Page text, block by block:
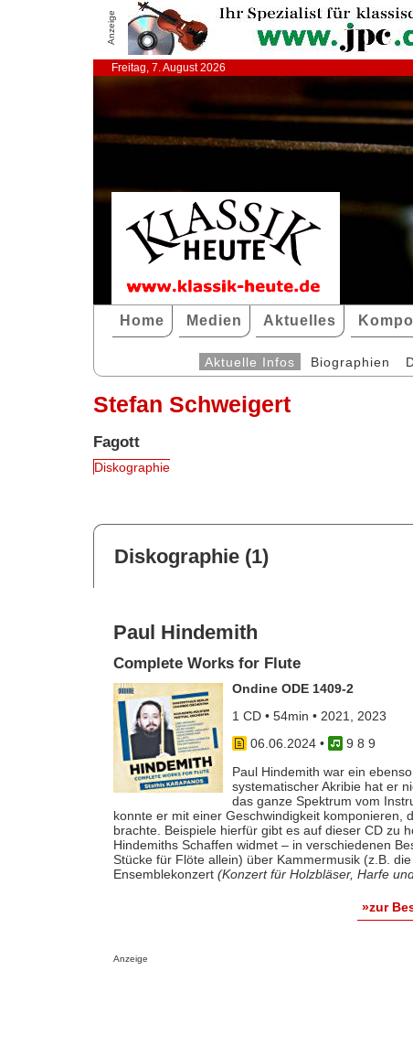
Anzeige
Freitag, 7. August 2026
Home Medien Aktuelles
Aktuelle Infos Biographien
Stefan Schweigert
Fagott
Diskographie
Diskographie (1)
Paul Hindemith
Complete Works for Flute
Ondine ODE 1409-2
1 CD • 54min • 2021, 2023
06.06.2024•
9 8 9
Paul Hindemith war ein
systematischer Akribie hat er
das ganze Spektrum vom
konnte er mit einer Geschwindigkeit komponieren,
brachte. Beispiele hierfür gibt es auf dieser CD zu
Hindemiths Schaffen widmet – in verschiedenen
Stücke für Flöte allein) über Kammermusik (z.B.
Ensemblekonzert (Konzert für Holzbläser, Harfe
»zur
Anzeige